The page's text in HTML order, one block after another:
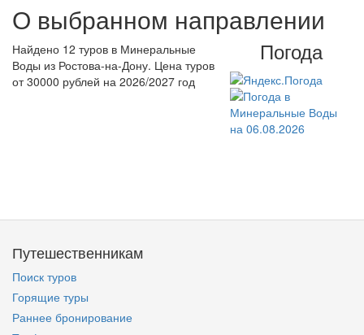
О выбранном направлении
Погода
Найдено 12 туров в Минеральные
Воды из Ростова-на-Дону. Цена туров
от 30000 рублей на 2026/2027 год
Путешественникам
Поиск туров
Горящие туры
Раннее бронирование